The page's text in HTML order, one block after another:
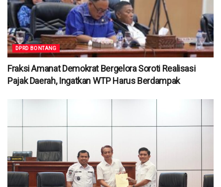
DPRD BONTANG
Fraksi Amanat Demokrat Bergelora Soroti Realisasi
Pajak Daerah, Ingatkan WTP Harus Berdampak